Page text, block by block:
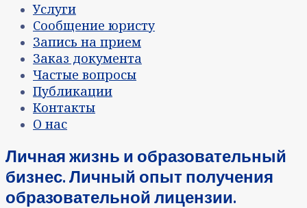
Услуги
Сообщение юристу
Запись на прием
Заказ документа
Частые вопросы
Публикации
Контакты
О нас
Личная жизнь и образовательный
бизнес. Личный опыт получения
образовательной лицензии.